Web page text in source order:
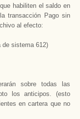
habiliten el saldo en
transacción Pago sin
al efecto:
de sistema 612)
sobre todas las
los anticipos. (esto
en cartera que no